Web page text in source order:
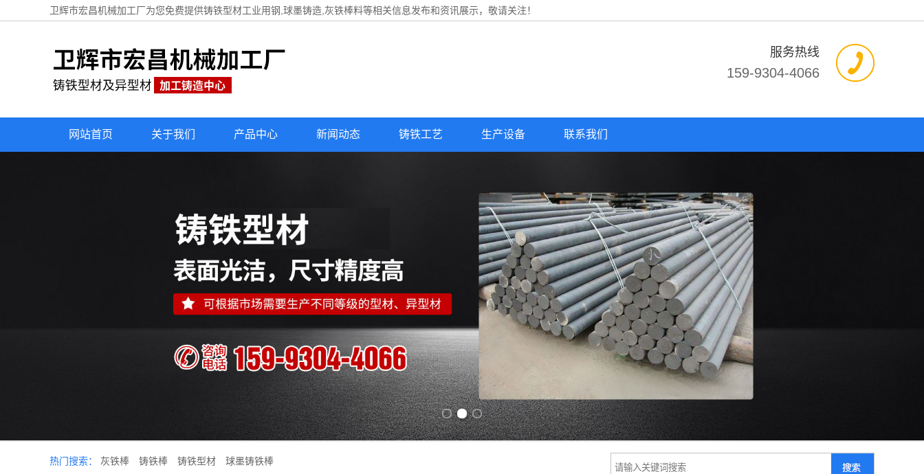
卫辉市宏昌机械加工厂为您免费提供铸铁型材工业用钢 ,球墨铸造,灰铁棒料等相关信息发布和资讯展示，敬请关注！
服务热线
159-9304-4066
网站首页 关于我们 产品中心 新闻动态 铸铁工艺 生产设备 联系我们
热门搜索： 灰铁棒 铸铁棒 铸铁型材 球墨铸铁棒